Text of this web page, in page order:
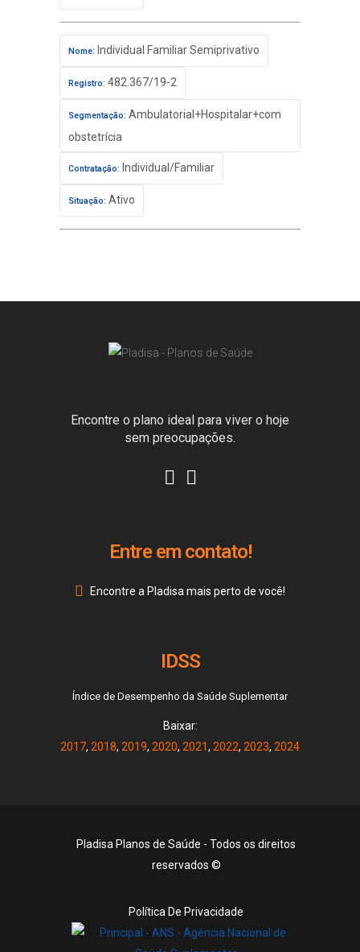
Nome: Individual Familiar Semiprivativo
Registro: 482.367/19-2
Segmentação: Ambulatorial+Hospitalar+com
obstetrícia
Contratação: Individual/Familiar
Situação: Ativo
Encontre o plano ideal para viver o hoje
sem preocupações.
Entre em contato!
Encontre a Pladisa mais perto de você!
IDSS
Índice de Desempenho da Saúde Suplementar
Baixar:
2017, 2018, 2019, 2020, 2021, 2022, 2023, 2024
Pladisa Planos de Saúde - Todos os direitos
reservados ©
Política De Privacidade